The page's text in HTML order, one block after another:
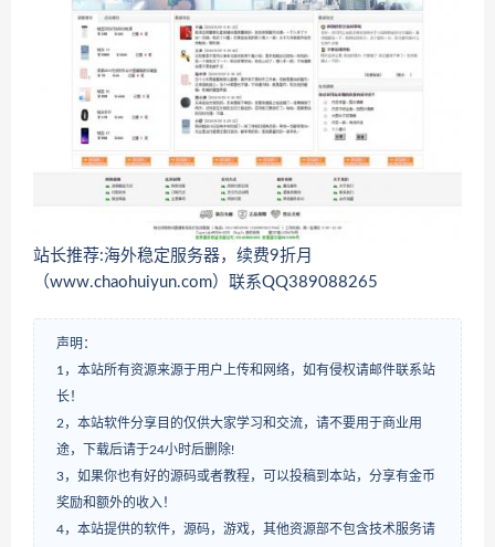
站长推荐:海外稳定服务器，续费9折月
（www.chaohuiyun.com）联系QQ389088265
声明：
1，本站所有资源来源于用户上传和网络，如有侵权请邮件联系站
长！
2，本站软件分享目的仅供大家学习和交流，请不要用于商业用
途，下载后请于24小时后删除!
3，如果你也有好的源码或者教程，可以投稿到本站，分享有金币
奖励和额外的收入！
4，本站提供的软件，源码，游戏，其他资源部不包含技术服务请